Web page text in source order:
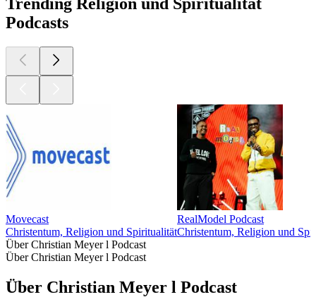
Podcasts
Movecast
Christentum, Religion und Spiritualität
RealModel Podcast
Christentum, Religion und
Über Christian Meyer l Podcast
Über Christian Meyer l Podcast
Über Christian Meyer l Podcast